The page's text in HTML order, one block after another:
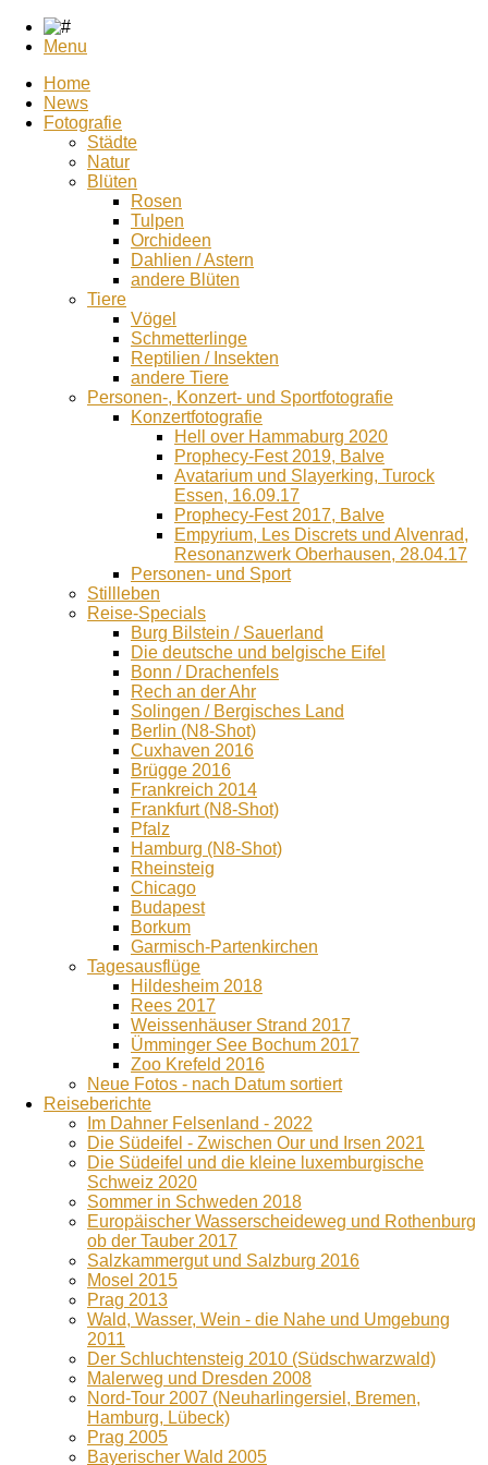
Menu
Home
News
Fotografie
Städte
Natur
Blüten
Rosen
Tulpen
Orchideen
Dahlien / Astern
andere Blüten
Tiere
Vögel
Schmetterlinge
Reptilien / Insekten
andere Tiere
Personen-, Konzert- und Sportfotografie
Konzertfotografie
Hell over Hammaburg 2020
Prophecy-Fest 2019, Balve
Avatarium und Slayerking, Turock
Essen, 16.09.17
Prophecy-Fest 2017, Balve
Empyrium, Les Discrets und Alvenrad,
Resonanzwerk Oberhausen, 28.04.17
Personen- und Sport
Stillleben
Reise-Specials
Burg Bilstein / Sauerland
Die deutsche und belgische Eifel
Bonn / Drachenfels
Rech an der Ahr
Solingen / Bergisches Land
Berlin (N8-Shot)
Cuxhaven 2016
Brügge 2016
Frankreich 2014
Frankfurt (N8-Shot)
Pfalz
Hamburg (N8-Shot)
Rheinsteig
Chicago
Budapest
Borkum
Garmisch-Partenkirchen
Tagesausflüge
Hildesheim 2018
Rees 2017
Weissenhäuser Strand 2017
Ümminger See Bochum 2017
Zoo Krefeld 2016
Neue Fotos - nach Datum sortiert
Reiseberichte
Im Dahner Felsenland - 2022
Die Südeifel - Zwischen Our und Irsen 2021
Die Südeifel und die kleine luxemburgische
Schweiz 2020
Sommer in Schweden 2018
Europäischer Wasserscheideweg und Rothenburg
ob der Tauber 2017
Salzkammergut und Salzburg 2016
Mosel 2015
Prag 2013
Wald, Wasser, Wein - die Nahe und Umgebung
2011
Der Schluchtensteig 2010 (Südschwarzwald)
Malerweg und Dresden 2008
Nord-Tour 2007 (Neuharlingersiel, Bremen,
Hamburg, Lübeck)
Prag 2005
Bayerischer Wald 2005